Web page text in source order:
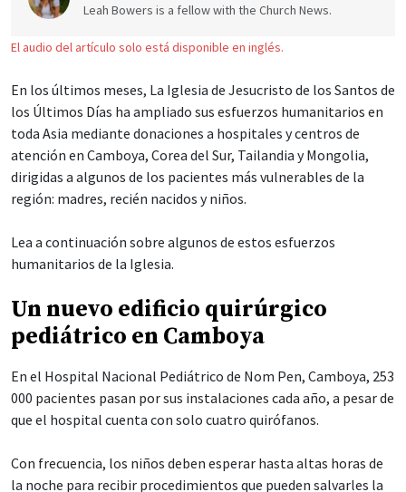
Leah Bowers is a fellow with the Church News.
El audio del artículo solo está disponible en inglés.
En los últimos meses, La Iglesia de Jesucristo de los Santos de
los Últimos Días ha ampliado sus esfuerzos humanitarios en
toda Asia mediante donaciones a hospitales y centros de
atención en Camboya, Corea del Sur, Tailandia y Mongolia,
dirigidas a algunos de los pacientes más vulnerables de la
región: madres, recién nacidos y niños.
Lea a continuación sobre algunos de estos esfuerzos
humanitarios de la Iglesia.
Un nuevo edificio quirúrgico
pediátrico en Camboya
En el Hospital Nacional Pediátrico de Nom Pen, Camboya, 253
000 pacientes pasan por sus instalaciones cada año, a pesar de
que el hospital cuenta con solo cuatro quirófanos.
Con frecuencia, los niños deben esperar hasta altas horas de
la noche para recibir procedimientos que pueden salvarles la